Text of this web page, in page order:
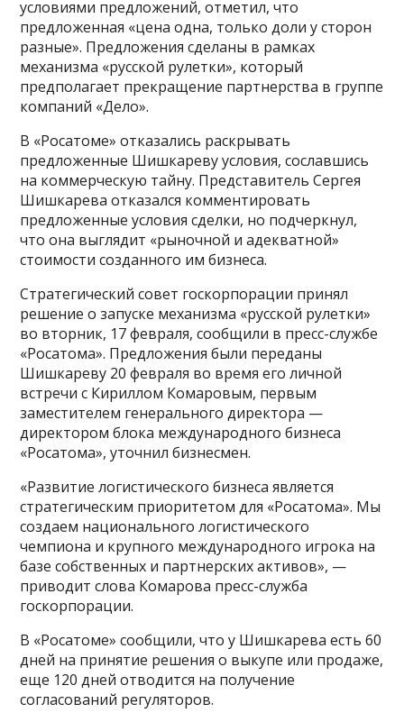
условиями предложений, отметил, что
предложенная «цена одна, только доли у сторон
разные». Предложения сделаны в рамках
механизма «русской рулетки», который
предполагает прекращение партнерства в группе
компаний «Дело».
В «Росатоме» отказались раскрывать
предложенные Шишкареву условия, сославшись
на коммерческую тайну. Представитель Сергея
Шишкарева отказался комментировать
предложенные условия сделки, но подчеркнул,
что она выглядит «рыночной и адекватной»
стоимости созданного им бизнеса.
Стратегический совет госкорпорации принял
решение о запуске механизма «русской рулетки»
во вторник, 17 февраля, сообщили в пресс-службе
«Росатома». Предложения были переданы
Шишкареву 20 февраля во время его личной
встречи с Кириллом Комаровым, первым
заместителем генерального директора —
директором блока международного бизнеса
«Росатома», уточнил бизнесмен.
«Развитие логистического бизнеса является
стратегическим приоритетом для «Росатома». Мы
создаем национального логистического
чемпиона и крупного международного игрока на
базе собственных и партнерских активов», —
приводит слова Комарова пресс-служба
госкорпорации.
В «Росатоме» сообщили, что у Шишкарева есть 60
дней на принятие решения о выкупе или продаже,
еще 120 дней отводится на получение
согласований регуляторов.